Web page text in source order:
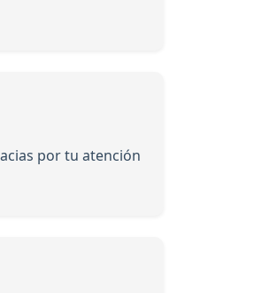
por tu atención